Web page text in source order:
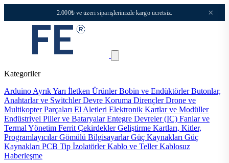
2.000₺ ve üzeri siparişlerinizde kargo ücretsiz. ×
Kategoriler
Arduino Ayrık Yarı İletken ÜrünlerBobin ve EndüktörlerButonlar,
Anahtarlar ve SwitchlerDevre Koruma DirençlerDrone ve
Multikopter Parçaları El Aletleri Elektronik Kartlar ve Modüller
Endüstriyel Piller ve BataryalarEntegre Devreler (IC) Fanlar ve
Termal Yönetim Ferrit ÇekirdeklerGeliştirme Kartları, Kitler,
ProgramlayıcılarGömülü BilgisayarlarGüç Kaynakları Güç
Kaynakları PCB Tip İzolatörlerKablo ve TellerKablosuz
Haberleşme